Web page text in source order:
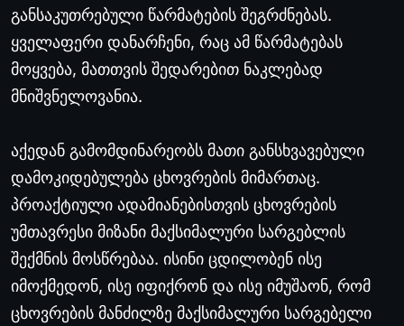
განსაკუთრებული წარმატების შეგრძნებას.
ყველაფერი დანარჩენი, რაც ამ წარმატებას
მოყვება, მათთვის შედარებით ნაკლებად
მნიშვნელოვანია.
აქედან გამომდინარეობს მათი განსხვავებული
დამოკიდებულება ცხოვრების მიმართაც.
პროაქტიული ადამიანებისთვის ცხოვრების
უმთავრესი მიზანი მაქსიმალური სარგებლის
შექმნის მოსწრებაა. ისინი ცდილობენ ისე
იმოქმედონ, ისე იფიქრონ და ისე იმუშაონ, რომ
ცხოვრების მანძილზე მაქსიმალური სარგებელი